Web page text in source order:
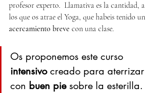
profesor experto.  Llamativa es la cantidad, a
los que os atrae el Yoga, que habeis tenido un
acercamiento breve con una clase.
Os proponemos este curso
intensivo creado para aterrizar
con buen pie sobre la esterilla.